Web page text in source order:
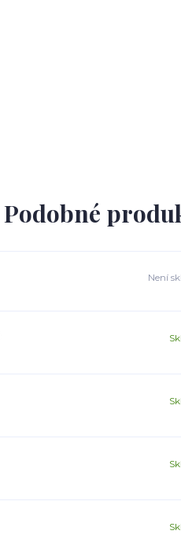
Podobné
Není